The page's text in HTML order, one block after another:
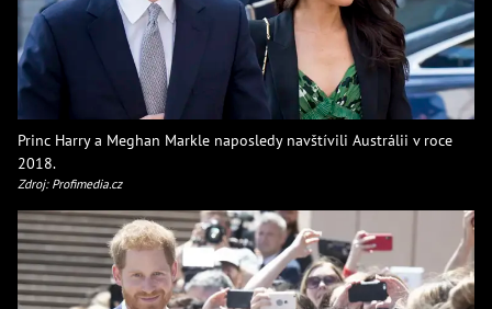
Princ Harry a Meghan Markle naposledy navštívili Austrálii v roce
2018.
Zdroj: Profimedia.cz